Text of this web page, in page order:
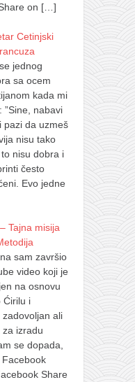
on […]
Cetinjski
jednog
sa ocem
kada mi
”Sine, nabavi
pazi da uzmeš
nisu tako
nisu dobra i
često
Evo jedne
Tajna misija
sam završio
video koji je
na osnovu
Ćirilu i
ali
za izradu
se dopada,
Share